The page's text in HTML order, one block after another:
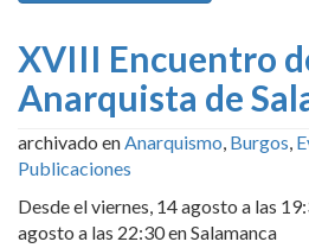
XVIII Encuentro
Anarquista de
archivado enAnarquismo, Burgos,
Publicaciones
Desde el viernes, 14 agosto a las
agosto a las 22:30 en Salamanca